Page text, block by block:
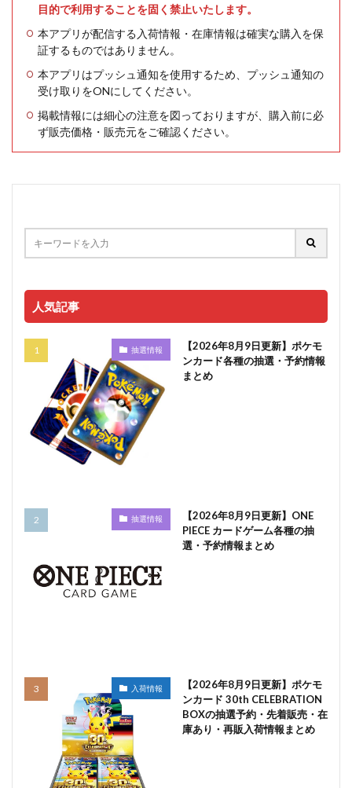
目的で利用することを固く禁止いたします。
本アプリが配信する入荷情報・在庫情報は確実な購入を保
証するものではありません。
本アプリはプッシュ通知を使用するため、プッシュ通知の
受け取りをONにしてください。
掲載情報には細心の注意を図っておりますが、購入前に必
ず販売価格・販売元をご確認ください。
人気記事
抽選情報
【2026年8月9日更新】ポケモ
ンカード各種の抽選・予約情報
まとめ
抽選情報
【2026年8月9日更新】ONE
PIECE カードゲーム各種の抽
選・予約情報まとめ
入荷情報
【2026年8月9日更新】ポケモ
ンカード 30th CELEBRATION
BOXの抽選予約・先着販売・在
庫あり・再販入荷情報まとめ